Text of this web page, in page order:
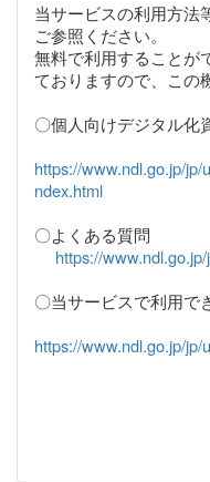
当サービスの利用方法
ご参照ください。
無料で利用することが
ておりますので、この
〇個人向けデジタル化
https://www.ndl.go.jp/jp/
ndex.html
〇よくある質問
https://
〇当サービスで利用で
https://www.ndl.go.jp/jp/